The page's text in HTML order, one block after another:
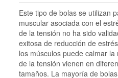
Este tipo de bolas se utilizan
muscular asociada con el
de la tensión no ha sido
exitosa de reducción de
los músculos puede calmar
de la tensión vienen en
tamaños. La mayoría de